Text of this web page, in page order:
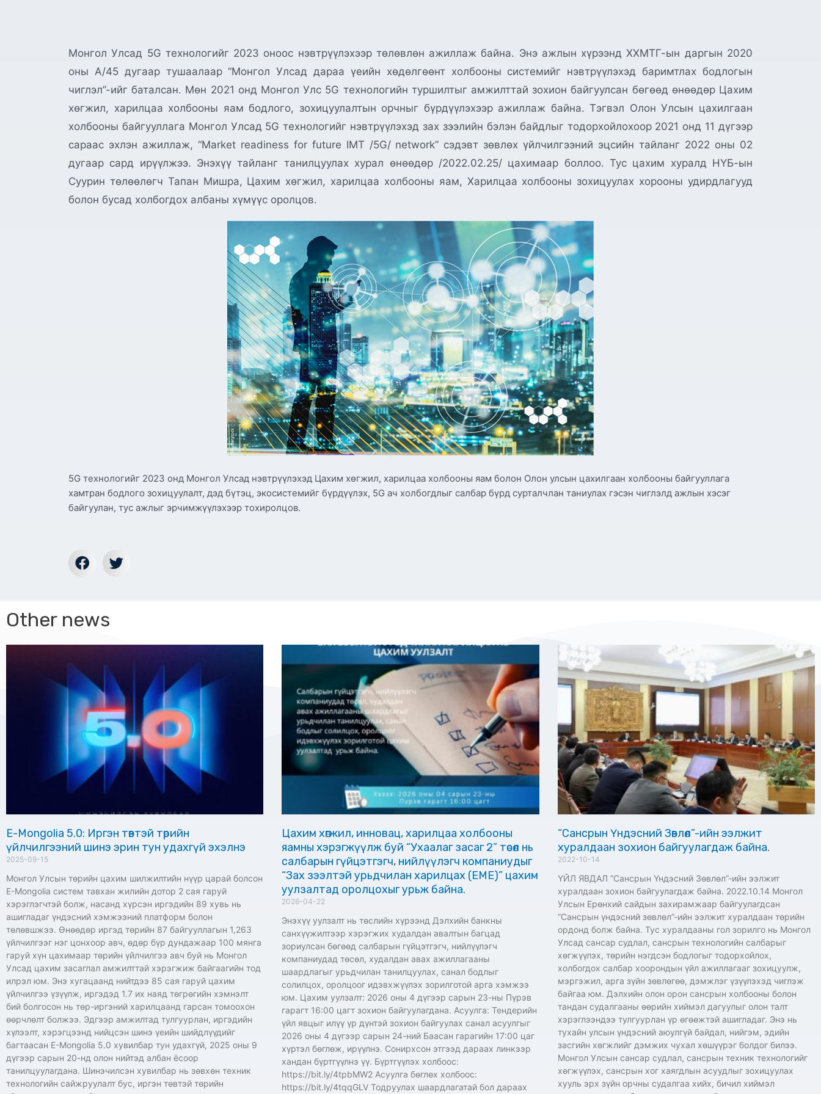
Монгол Улсад 5G технологийг 2023 оноос нэвтрүүлэхээр төлөвлөн ажиллаж байна. Энэ ажлын хүрээнд ХХМТГ-ын даргын 2020
оны А/45 дугаар тушаалаар “Монгол Улсад дараа үеийн хөдөлгөөнт холбооны системийг нэвтрүүлэхэд баримтлах бодлогын
чиглэл”-ийг баталсан. Мөн 2021 онд Монгол Улс 5G технологийн туршилтыг амжилттай зохион байгуулсан бөгөөд өнөөдөр Цахим
хөгжил, харилцаа холбооны яам бодлого, зохицуулалтын орчныг бүрдүүлэхээр ажиллаж байна. Тэгвэл Олон Улсын цахилгаан
холбооны байгууллага Монгол Улсад 5G технологийг нэвтрүүлэхэд зах зээлийн бэлэн байдлыг тодорхойлохоор 2021 онд 11 дүгээр
сараас эхлэн ажиллаж, “Market readiness for future IMT /5G/ network” сэдэвт зөвлөх үйлчилгээний эцсийн тайланг 2022 оны 02
дугаар сард ирүүлжээ. Энэхүү тайланг танилцуулах хурал өнөөдөр /2022.02.25/ цахимаар боллоо. Тус цахим хуралд НҮБ-ын
Суурин төлөөлөгч Тапан Мишра, Цахим хөгжил, харилцаа холбооны яам, Харилцаа холбооны зохицуулах хорооны удирдлагууд
болон бусад холбогдох албаны хүмүүс оролцов.
5G технологийг 2023 онд Монгол Улсад нэвтрүүлэхэд Цахим хөгжил, харилцаа холбооны яам болон Олон улсын цахилгаан холбооны байгууллага
хамтран бодлого зохицуулалт, дэд бүтэц, экосистемийг бүрдүүлэх, 5G ач холбогдлыг салбар бүрд сурталчлан таниулах гэсэн чиглэлд ажлын хэсэг
байгуулан, тус ажлыг эрчимжүүлэхээр тохиролцов.
Other news
E-Mongolia 5.0: Иргэн төвтэй төрийн
үйлчилгээний шинэ эрин тун удахгүй эхэлнэ
2025-09-15
Монгол Улсын төрийн цахим шилжилтийн нүүр царай болсон
E-Mongolia систем тавхан жилийн дотор 2 сая гаруй
хэрэглэгчтэй болж, насанд хүрсэн иргэдийн 89 хувь нь
ашигладаг үндэсний хэмжээний платформ болон
төлөвшжээ. Өнөөдөр иргэд төрийн 87 байгууллагын 1,263
үйлчилгээг нэг цонхоор авч, өдөр бүр дундажаар 100 мянга
гаруй хүн цахимаар төрийн үйлчилгээ авч буй нь Монгол
Улсад цахим засаглал амжилттай хэрэгжиж байгаагийн тод
илрэл юм. Энэ хугацаанд нийтдээ 85 сая гаруй цахим
үйлчилгээ үзүүлж, иргэдэд 1.7 их наяд төгрөгийн хэмнэлт
бий болгосон нь төр-иргэний харилцаанд гарсан томоохон
өөрчлөлт болжээ. Эдгээр амжилтад тулгуурлан, иргэдийн
хүлээлт, хэрэгцээнд нийцсэн шинэ үеийн шийдлүүдийг
багтаасан E-Mongolia 5.0 хувилбар тун удахгүй, 2025 оны 9
дүгээр сарын 20-нд олон нийтэд албан ёсоор
танилцуулагдана. Шинэчилсэн хувилбар нь зөвхөн техник
технологийн сайжруулалт бус, иргэн төвтэй төрийн
Цахим хөгжил, инновац, харилцаа холбооны
яамны хэрэгжүүлж буй “Ухаалаг засаг 2” төсөл нь
салбарын гүйцэтгэгч, нийлүүлэгч компаниудыг
“Зах зээлтэй урьдчилан харилцах (EME)” цахим
уулзалтад оролцохыг урьж байна.
2026-04-22
Энэхүү уулзалт нь төслийн хүрээнд Дэлхийн банкны
санхүүжилтээр хэрэгжих худалдан авалтын багцад
зориулсан бөгөөд салбарын гүйцэтгэгч, нийлүүлэгч
компаниудад төсөл, худалдан авах ажиллагааны
шаардлагыг урьдчилан танилцуулах, санал бодлыг
солилцох, оролцоог идэвхжүүлэх зорилготой арга хэмжээ
юм. Цахим уулзалт: 2026 оны 4 дүгээр сарын 23-ны Пүрэв
гарагт 16:00 цагт зохион байгуулагдана. Асуулга: Тендерийн
үйл явцыг илүү үр дүнтэй зохион байгуулах санал асуулгыг
2026 оны 4 дүгээр сарын 24-ний Баасан гарагийн 17:00 цаг
хүртэл бөглөж, ирүүлнэ. Сонирхсон этгээд дараах линкээр
хандан бүртгүүлнэ үү. Бүртгүүлэх холбоос:
https://bit.ly/4tpbMW2 Асуулга бөглөх холбоос:
https://bit.ly/4tqqGLV Тодруулах шаардлагатай бол дараах
“Сансрын Үндэсний Зөвлөл”-ийн ээлжит
хуралдаан зохион байгуулагдаж байна.
2022-10-14
ҮЙЛ ЯВДАЛ “Сансрын Үндэсний Зөвлөл”-ийн ээлжит
хуралдаан зохион байгуулагдаж байна. 2022.10.14 Монгол
Улсын Ерөнхий сайдын захирамжаар байгуулагдсан
“Сансрын үндэсний зөвлөл”-ийн ээлжит хуралдаан төрийн
ордонд болж байна. Тус хуралдааны гол зорилго нь Монгол
Улсад сансар судлал, сансрын технологийн салбарыг
хөгжүүлэх, төрийн нэгдсэн бодлогыг тодорхойлох,
холбогдох салбар хоорондын үйл ажиллагааг зохицуулж,
мэргэжил, арга зүйн зөвлөгөө, дэмжлэг үзүүлэхэд чиглэж
байгаа юм. Дэлхийн олон орон сансрын холбооны болон
тандан судалгааны өөрийн хиймэл дагуулыг олон талт
хэрэглээндээ тулгуурлан үр өгөөжтэй ашигладаг. Энэ нь
тухайн улсын үндэсний аюулгүй байдал, нийгэм, эдийн
засгийн хөгжлийг дэмжих чухал хөшүүрэг болдог билээ.
Монгол Улсын сансар судлал, сансрын техник технологийг
хөгжүүлэх, сансрын хог хаягдлын асуудлыг зохицуулах
хууль эрх зүйн орчны судалгаа хийх, бичил хиймэл